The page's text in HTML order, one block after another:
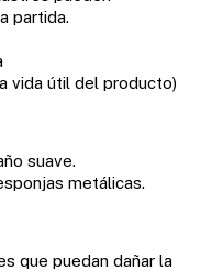
partida.
vida útil del producto)
suave.
metálicas.
que puedan dañar la